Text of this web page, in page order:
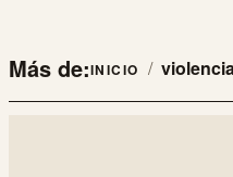
Más de:INICIO /